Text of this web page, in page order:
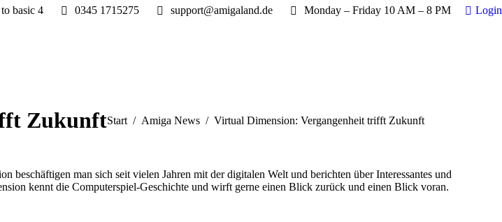
basic 4 0345 1715275 support@amigaland.de Monday – Friday 10 AM – 8 PM Login
ZukunftSie befinden sich hier:
Start Amiga News Virtual Dimension: Vergangenheit trifft Zukunft
beschäftigen man sich seit vielen Jahren mit der digitalen Welt und berichten über Interessantes und
kennt die Computerspiel-Geschichte und wirft gerne einen Blick zurück und einen Blick voran.